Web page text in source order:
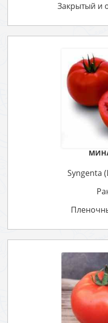
Закрытый и
Syngenta